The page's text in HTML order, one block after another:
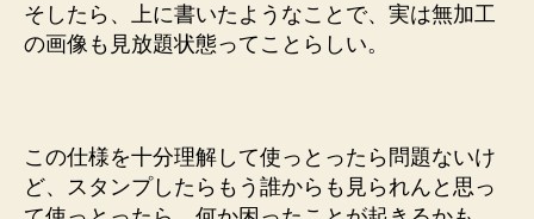
そしたら、上に書いたようなことで、実は無加工
の画像も見放題状態ってことらしい。
この仕様を十分理解して使っとったら問題ないけ
ど、スタンプしたらもう誰からも見られんと思っ